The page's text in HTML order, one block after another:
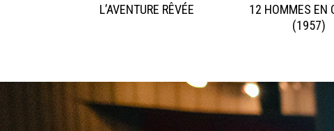
L’AVENTURE RÊVÉE
12 HOMMES EN
(1957)